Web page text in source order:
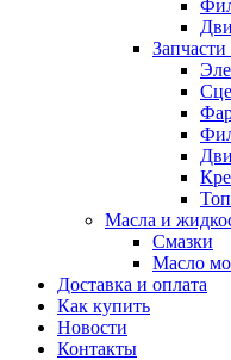
Запчасти
Масла и
Смазки
Масло
Доставка и оплата
Как купить
Новости
Контакты